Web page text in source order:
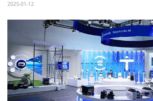
2025-01-12